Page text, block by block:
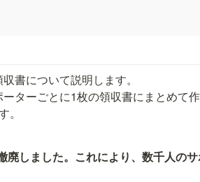
書について説明します。
ターごとに1枚の領収書にまとめて作
しました。これにより、数千人の